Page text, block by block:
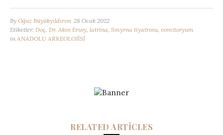
By Oğuz Büyükyıldırım 28 Ocak 2022
Etiketler: Doç. Dr. Akın Ersoy latrina Smyrna tiyatrosu vomitoryum
in ANADOLU ARKEOLOJİSİ
RELATED ARTICLES